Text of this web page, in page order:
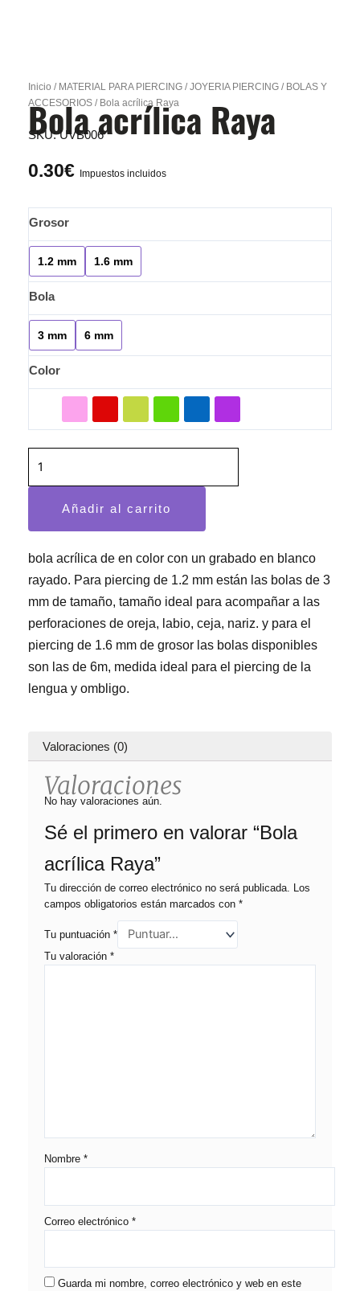
Inicio / MATERIAL PARA PIERCING /JOYERIA PIERCING / BOLAS Y
ACCESORIOS / Bola acrílica Raya
Bola acrílica Raya
SKU:UVB006
0.30€ Impuestos incluidos
Grosor
1.2 mm 1.6 mm
Bola
3 mm 6 mm
Color
Bola
Raya
cantidad
Añadir al carrito
bola acrílica de en color con un grabado en blanco
rayado. Para piercing de 1.2 mm están las bolas de 3
mm de tamaño, tamaño ideal para acompañar a las
perforaciones de oreja, labio, ceja, nariz. y para el
piercing de 1.6 mm de grosor las bolas disponibles
son las de 6m, medida ideal para el piercing de la
lengua y ombligo.
Valoraciones (0)
Valoraciones
No hay valoraciones aún.
Sé el primero en valorar “Bola
acrílica Raya”
Tu dirección de correo electrónico no será publicada. Los
campos obligatorios están marcados con *
Tu puntuación *
Tu valoración *
Nombre *
Correo electrónico *
Guarda mi nombre, correo electrónico y web en este